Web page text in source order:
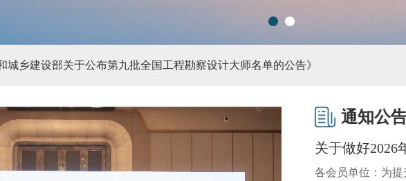
达标表彰工作协调小组印发《社会组织评比达标表彰活动管理办法》
城乡建设部关于公布第九批全国工程勘察设计大师名单的公告》
全国建筑设计创新创优大会在福州成功召开》
有限公司与牡丹江建筑设计院战略合作签约仪式顺利举行
通知公
关于做好2026
各会员单位：为